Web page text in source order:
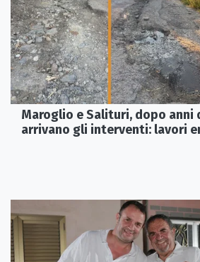
Maroglio e Salituri, dopo
arrivano gli interventi: lavori